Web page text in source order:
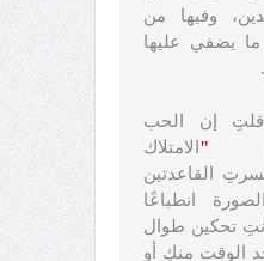
وفيها من
ما يضفي عليها
إن الحب
" الامتلاك
القاعدتين
انطباعًا
تحكين طوال
الوقت منكِ أو